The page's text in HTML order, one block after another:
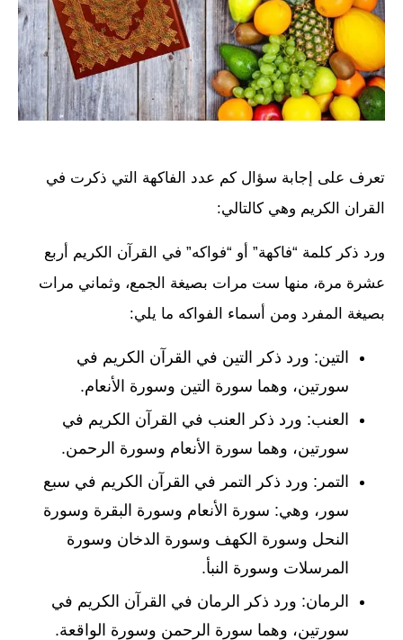
تعرف على إجابة سؤال كم عدد الفاكهة التي ذكرت في
القران الكريم وهي كالتالي:
ورد ذكر كلمة “فاكهة” أو “فواكه” في القرآن الكريم أربع
عشرة مرة، منها ست مرات بصيغة الجمع، وثماني مرات
بصيغة المفرد ومن أسماء الفواكه ما يلي:
التين: ورد ذكر التين في القرآن الكريم في
سورتين، وهما سورة التين وسورة الأنعام.
العنب: ورد ذكر العنب في القرآن الكريم في
سورتين، وهما سورة الأنعام وسورة الرحمن.
التمر: ورد ذكر التمر في القرآن الكريم في سبع
سور، وهي: سورة الأنعام وسورة البقرة وسورة
النحل وسورة الكهف وسورة الدخان وسورة
المرسلات وسورة النبأ.
الرمان: ورد ذكر الرمان في القرآن الكريم في
سورتين، وهما سورة الرحمن وسورة الواقعة.